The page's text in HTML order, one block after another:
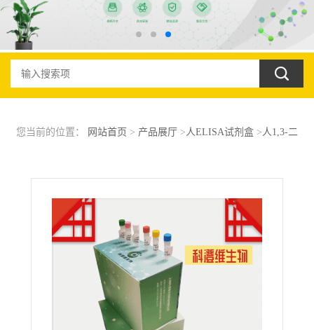
您当前的位置： 网站首页 > 产品展厅> 人ELISA试剂盒> 人1,3-二